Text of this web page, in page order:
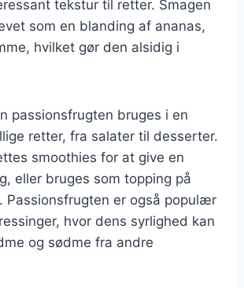
tekstur til retter. Smagen
som en blanding af ananas,
hvilket gør den alsidig i
passionsfrugten bruges i en
retter, fra salater til desserter.
smoothies for at give en
eller bruges som topping på
Passionsfrugten er også populær
hvor dens syrlighed kan
og sødme fra andre